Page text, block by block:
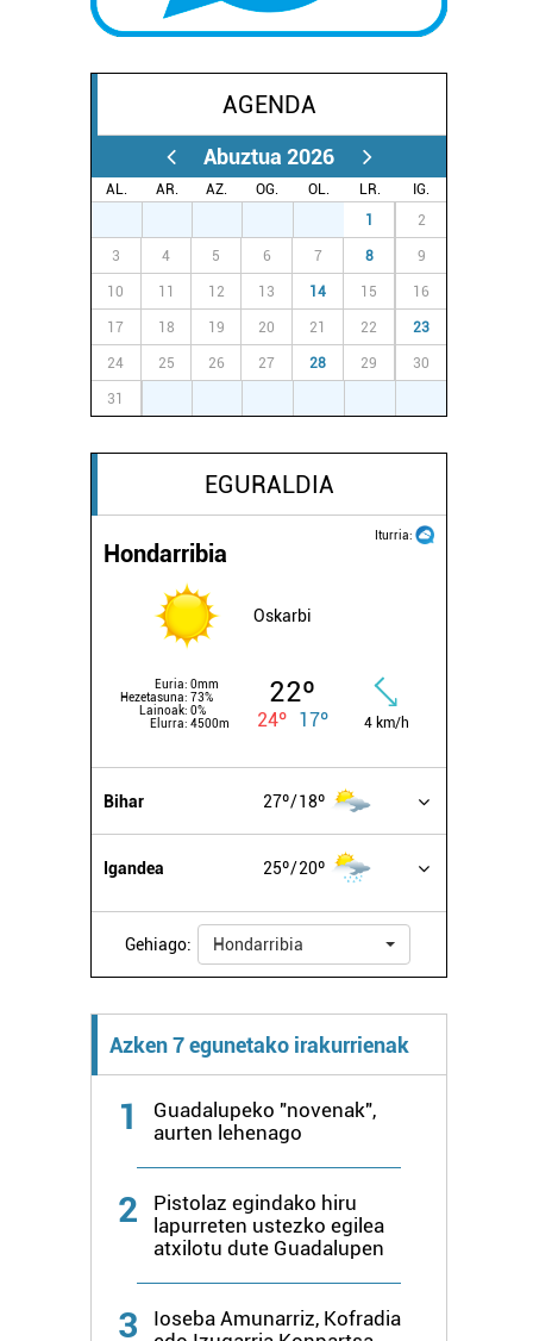
AGENDA
Abuztua 2026
AL. AR. AZ. OG. OL. LR.
IG.
1 2
3 4 5 6 7 8 9
10 11 12 13 14 15 16
17 18 19 20 21 22 23
24 25 26 27 28 29 30
31
EGURALDIA
Iturria:
Hondarribia
Oskarbi
Euria: 0mm
Hezetasuna: 73%
Lainoak: 0%
Elurra: 4500m
22º
24º 17º 4 km/h
Bihar 27º 18º
Igandea 25º 20º
Gehiago: Hondarribia
Azken 7 egunetako irakurrienak
1
Guadalupeko "novenak",
aurten lehenago
2
Pistolaz egindako hiru
lapurreten ustezko egilea
atxilotu dute Guadalupen
3
Ioseba Amunarriz, Kofradia